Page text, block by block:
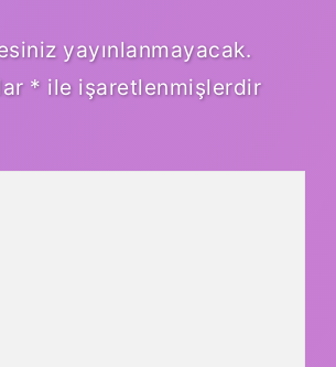
yayınlanmayacak.
* ile işaretlenmişlerdir